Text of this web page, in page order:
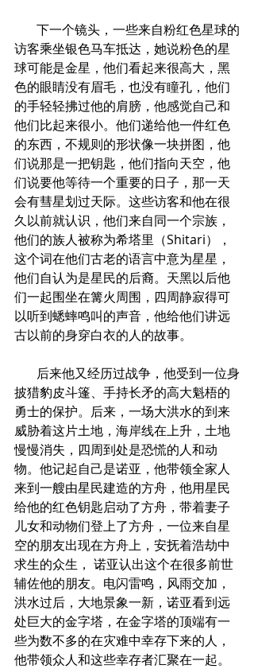
下一个镜头，一些来自粉红色星球的
访客乘坐银色马车抵达，她说粉色的星
球可能是金星，他们看起来很高大，黑
色的眼睛没有眉毛，也没有瞳孔，他们
的手轻轻拂过他的肩膀，他感觉自己和
他们比起来很小。他们递给他一件红色
的东西，不规则的形状像一块拼图，他
们说那是一把钥匙，他们指向天空，他
们说要他等待一个重要的日子，那一天
会有彗星划过天际。这些访客和他在很
久以前就认识，他们来自同一个宗族，
他们的族人被称为希塔里（Shitari），
这个词在他们古老的语言中意为星星，
他们自认为是星民的后裔。天黑以后他
们一起围坐在篝火周围，四周静寂得可
以听到蟋蟀鸣叫的声音，他给他们讲远
古以前的身穿白衣的人的故事。
后来他又经历过战争，他受到一位身
披猎豹皮斗篷、手持长矛的高大魁梧的
勇士的保护。后来，一场大洪水的到来
威胁着这片土地，海岸线在上升，土地
慢慢消失，四周到处是恐慌的人和动
物。他记起自己是诺亚，他带领全家人
来到一艘由星民建造的方舟，他用星民
给他的红色钥匙启动了方舟，带着妻子
儿女和动物们登上了方舟，一位来自星
空的朋友出现在方舟上，安抚着浩劫中
求生的众生， 诺亚认出这个在很多前世
辅佐他的朋友。电闪雷鸣，风雨交加，
洪水过后，大地景象一新，诺亚看到远
处巨大的金字塔，在金字塔的顶端有一
些为数不多的在灾难中幸存下来的人，
他带领众人和这些幸存者汇聚在一起。